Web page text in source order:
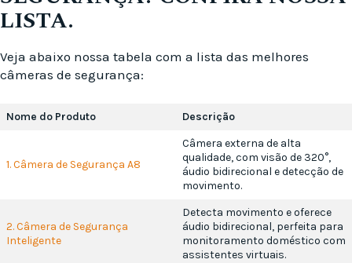
LISTA.
Veja abaixo nossa tabela com a lista das melhores
câmeras de segurança:
Nome do Produto Descrição
1. Câmera de Segurança A8
Câmera externa de alta
qualidade, com visão de 320°,
áudio bidirecional e detecção de
movimento.
2. Câmera de Segurança
Inteligente
Detecta movimento e oferece
áudio bidirecional, perfeita para
monitoramento doméstico com
assistentes virtuais.